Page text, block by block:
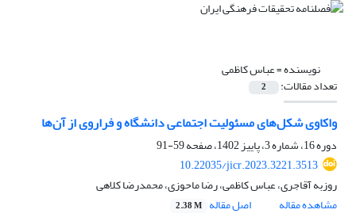
نویسنده =عباس کاظمی
تعداد مقالات: 2
واکاوی شکل‌های مسئولیت اجتماعی دانشگاه و فراروی از آن‌ها
دوره 16، شماره 3، پاییز 1402، صفحه
59-91
10.22035/jicr.2023.3221.3513
روزبه آقاجری، عباس کاظمی، رضا ماحوزی، محمدرضا کلاهی
مشاهده مقاله
اصل مقاله 2.38 M